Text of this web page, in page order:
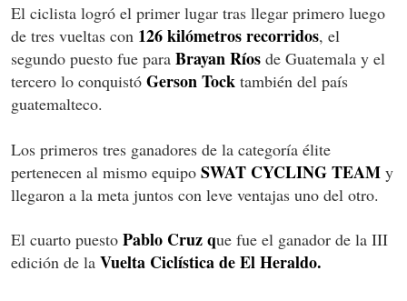
El ciclista logró el primer lugar tras llegar primero luego
de tres vueltas con 126 kilómetros recorridos, el
segundo puesto fue para Brayan Ríos de Guatemala y el
tercero lo conquistó Gerson Tock también del país
guatemalteco.
Los primeros tres ganadores de la categoría élite
pertenecen al mismo equipo SWAT CYCLING TEAM y
llegaron a la meta juntos con leve ventajas uno del otro.
El cuarto puesto Pablo Cruz que fue el ganador de la III
edición de la Vuelta Ciclística de El Heraldo.